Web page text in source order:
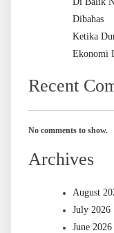
Dibahas
Ketika
Ekonomi
Recent
No comments to show.
Archives
August
July 2026
June 2026